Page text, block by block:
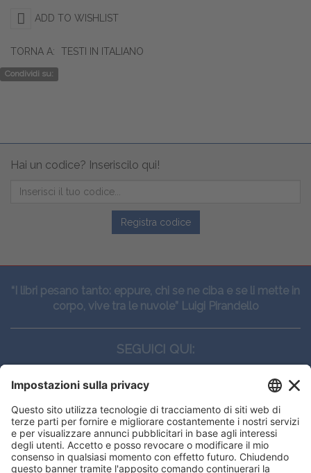
ADD TO WISHLIST
TORNA A: TESTI IN ITALIANO
Condividi su:
Hai un codice? Inseriscilo qui!
Registra codice
“I libri pesano tanto: eppure, chi se ne ciba e se li mette in
corpo, vive tra le nuvole” Luigi Pirandello
SEGUICI QUI:
CONTATTI
Edi.Ermes srl
Viale E. Forlanini, 21 - 20134, Milano